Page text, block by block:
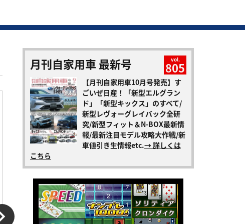
月刊自家用車 最新号 vol.
805
【月刊自家用車10月号発売】す
ごいぜ日産！「新型エルグラン
ド」「新型キックス」のすべて/
新型レヴォーグレイバック全研
究/新型フィット＆N-BOX最新情
報/最新注目モデル攻略大作戦/新
車値引き生情報etc.→ 詳しくは
こちら